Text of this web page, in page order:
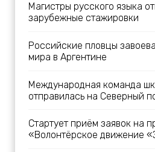
Магистры русского языка
зарубежные стажировки
Российские пловцы
мира в Аргентине
Международная команда
отправилась на Северный
Стартует приём заявок на
«Волонтёрское движение